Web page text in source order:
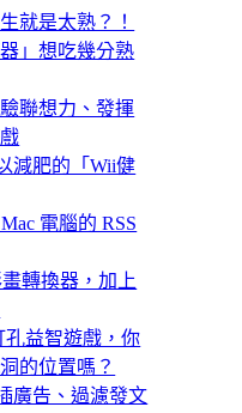
就是太熟？！
」想吃幾分熟
聯想力、發揮
減肥的「Wii健
電腦的 RSS
畫轉換器，加上
孔益智遊戲，你
的位置嗎？
廣告、過濾發文